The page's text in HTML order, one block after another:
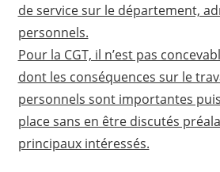
de service sur le département,
personnels.
Pour la CGT, il n’est pas
dont les conséquences sur le
personnels sont importantes
place sans en être discutés
principaux intéressés.